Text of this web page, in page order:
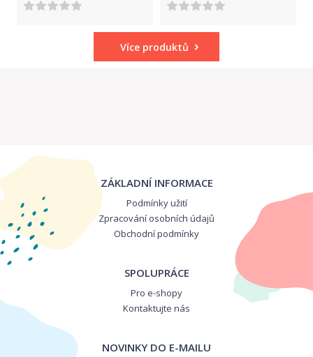
Více produktů
ZÁKLADNÍ INFORMACE
Podmínky užití
Zpracování osobních údajů
Obchodní podmínky
SPOLUPRÁCE
Pro e-shopy
Kontaktujte nás
NOVINKY DO E-MAILU